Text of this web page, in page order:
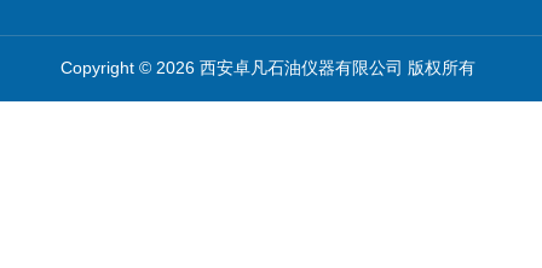
Copyright © 2026 西安卓凡石油仪器有限公司 版权所有